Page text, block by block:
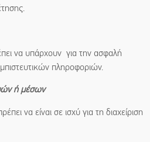
να υπάρχουν για την ασφαλή
πληροφοριών.
ή μέσων
να είναι σε ισχύ για τη διαχείριση